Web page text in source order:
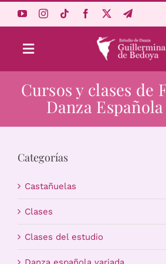
Toggle
Navigation
Aprende
Estudio
Carrito
Cursos y clases de
Danza
Categorías
Castañuelas
Clases
Clases del estudio